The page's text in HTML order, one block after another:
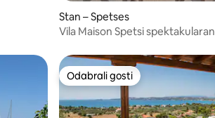
Stan – Spetses
Vila Maison Spetsi spektakularan
Odabrali gosti
Odabrali gosti